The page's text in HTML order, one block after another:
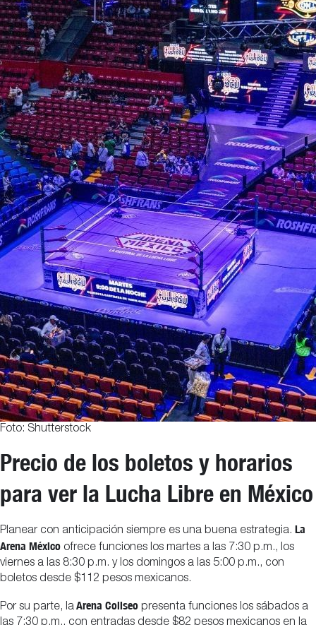
Foto: Shutterstock
Precio de los boletos y horarios
para ver la Lucha Libre en México
Planear con anticipación siempre es una buena estrategia. La
Arena México ofrece funciones los martes a las 7:30 p.m., los
viernes a las 8:30 p.m. y los domingos a las 5:00 p.m., con
boletos desde $112 pesos mexicanos.
Por su parte, laArena Coliseo presenta funciones los sábados a